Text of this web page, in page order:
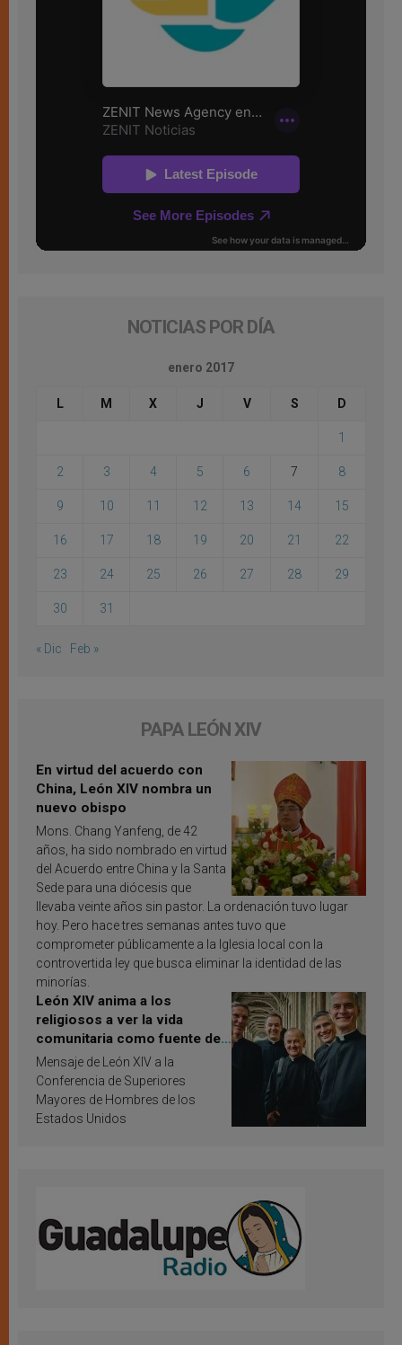
NOTICIAS POR DÍA
enero 2017
L M X J V S D
1
2 3 4 5 6 7 8
9 10 11 12 13 14 15
16 17 18 19 20 21 22
23 24 25 26 27 28 29
30 31
« Dic Feb »
PAPA LEÓN XIV
En virtud del acuerdo con
China, León XIV nombra un
nuevo obispo
Mons. Chang Yanfeng, de 42
años, ha sido nombrado en virtud
del Acuerdo entre China y la Santa
Sede para una diócesis que
llevaba veinte años sin pastor. La ordenación tuvo lugar
hoy. Pero hace tres semanas antes tuvo que
comprometer públicamente a la Iglesia local con la
controvertida ley que busca eliminar la identidad de las
minorías.
León XIV anima a los
religiosos a ver la vida
comunitaria como fuente de
inspiración y santificación
Mensaje de León XIV a la
Conferencia de Superiores
Mayores de Hombres de los
Estados Unidos